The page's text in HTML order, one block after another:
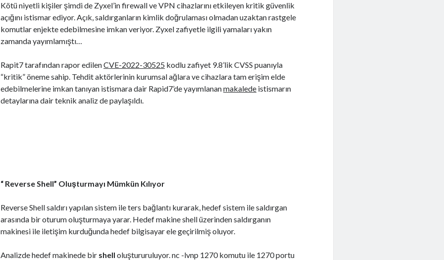
Kötü niyetli kişiler şimdi de Zyxel’in firewall ve VPN cihazlarını etkileyen kritik güvenlik
açığını istismar ediyor. Açık, saldırganların kimlik doğrulaması olmadan uzaktan rastgele
komutlar enjekte edebilmesine imkan veriyor. Zyxel zafiyetle ilgili yamaları yakın
zamanda yayımlamıştı…
Rapit7 tarafından rapor edilenCVE-2022-30525 kodlu zafiyet 9.8’lik CVSS puanıyla
“kritik” öneme sahip. Tehdit aktörlerinin kurumsal ağlara ve cihazlara tam erişim elde
edebilmelerine imkan tanıyan istismara dair Rapid7’de yayımlananmakalede istismarın
detaylarına dair teknik analiz de paylaşıldı.
“ Reverse Shell” Oluşturmayı Mümkün Kılıyor
Reverse Shell saldırı yapılan sistem ile ters bağlantı kurarak, hedef sistem ile saldırgan
arasında bir oturum oluşturmaya yarar. Hedef makine shell üzerinden saldırganın
makinesi ile iletişim kurduğunda hedef bilgisayar ele geçirilmiş oluyor.
Analizde hedef makinede bir shell oluştururuluyor. nc -lvnp 1270 komutu ile 1270 portu